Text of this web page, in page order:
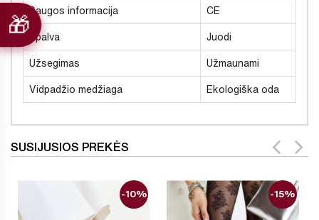
Saugos informacija CE
Spalva Juodi
Užsegimas Užmaunami
Vidpadžio medžiaga Ekologiška oda
SUSIJUSIOS PREKĖS
-10% -15%